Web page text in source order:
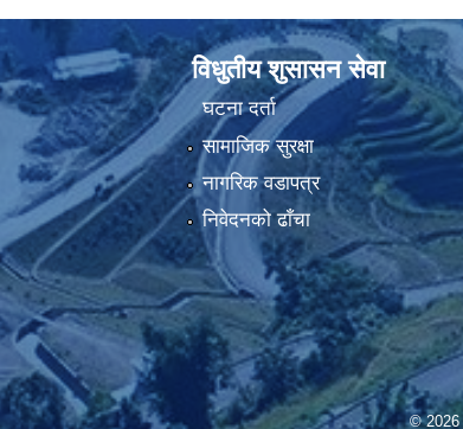
विधुतीय शुसासन सेवा
घटना दर्ता
सामाजिक सुरक्षा
नागरिक वडापत्र
निवेदनको ढाँचा
© 2026